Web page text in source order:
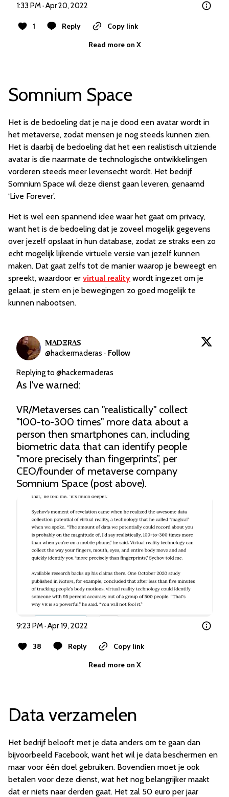
1:33 PM · Apr 20, 2022
1 Reply
Copy link
Read more on X
Somnium Space
Het is de bedoeling dat je na je dood een avatar wordt in
het metaverse, zodat mensen je nog steeds kunnen zien.
Het is daarbij de bedoeling dat het een realistisch uitziende
avatar is die naarmate de technologische ontwikkelingen
vorderen steeds meer levensecht wordt. Het bedrijf
Somnium Space wil deze dienst gaan leveren, genaamd
‘Live Forever’.
Het is wel een spannend idee waar het gaat om privacy,
want het is de bedoeling dat je zoveel mogelijk gegevens
over jezelf opslaat in hun database, zodat ze straks een zo
echt mogelijk lijkende virtuele versie van jezelf kunnen
maken. Dat gaat zelfs tot de manier waarop je beweegt en
spreekt, waardoor er virtual reality wordt ingezet om je
gelaat, je stem en je bewegingen zo goed mogelijk te
kunnen nabootsen.
ΜΔDΞRΔS
@hackermaderas · Follow
Replying to @hackermaderas
As I've warned:
VR/Metaverses can "realistically" collect
"100-to-300 times" more data about a
person then smartphones can, including
biometric data that can identify people
"more precisely than fingerprints”, per
CEO/founder of metaverse company
Somnium Space (post above).
9:23 PM · Apr 19, 2022
38 Reply
Copy link
Read more on X
Data verzamelen
Het bedrijf belooft met je data anders om te gaan dan
bijvoorbeeld Facebook, want het wil je data beschermen en
maar voor één doel gebruiken. Bovendien moet je ook
betalen voor deze dienst, wat het nog belangrijker maakt
dat er niets naar derden gaat. Het zal 50 euro per jaar